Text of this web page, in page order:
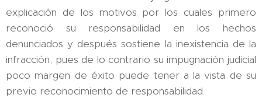
explicación de los motivos por los cuales primero
reconoció su responsabilidad en los hechos
denunciados y después sostiene la inexistencia de la
infracción, pues de lo contrario su impugnación judicial
poco margen de éxito puede tener a la vista de su
previo reconocimiento de responsabilidad.